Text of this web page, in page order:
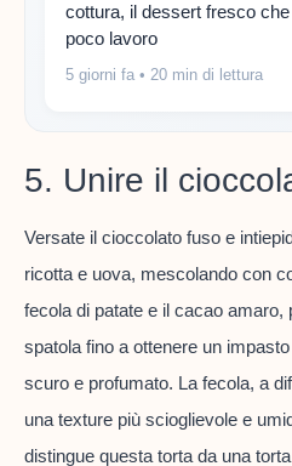
cottura, il dessert fresco
poco lavoro
5 giorni fa • 20 min di lettura
5. Unire il
Versate il cioccolato fuso e
ricotta e uova, mescolando con
fecola di patate e il cacao amaro,
spatola fino a ottenere un
scuro e profumato. La fecola, a
una texture più scioglievole e
distingue questa torta da una